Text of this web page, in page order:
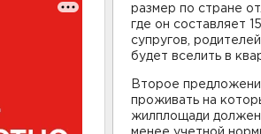
размер по стране
где он составляет
супругов,
будет вселить в
Второе
проживать на
жилплощади должен